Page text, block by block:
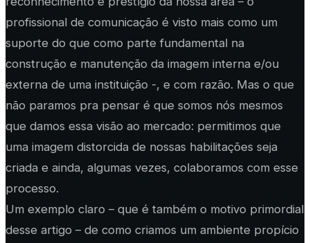
profissional de comunicação é visto mais como um
suporte do que como parte fundamental na
construção e manutenção da imagem interna e/ou
externa de uma instituição -, e com razão. Mas o que
não paramos pra pensar é que somos nós mesmos
que damos essa visão ao mercado: permitimos que
uma imagem distorcida de nossas habilitações seja
criada e ainda, algumas vezes, colaboramos com esse
processo.
Um exemplo claro – que é também o motivo primordial
desse artigo – de como criamos um ambiente propício